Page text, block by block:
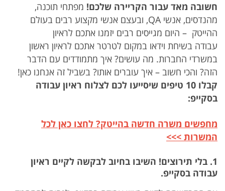
חשובה מאד עבור הקריירה שלכם! מפתחי תוכנה,
מהנדסים, אנשי QA, ובעצם אנשי מקצוע רבים בעולם
ההייטק – היום מגייסים רבים יזמנו אתכם לראיון
עבודה בשיחת וידאו במקום לטרטר אתכם לראיון ראשון
במשרדי החברות. מה עושים? איך מתמודדים עם הדבר
הזה? והכי חשוב – איך עוברים אותו? בשביל זה אנחנו כאן!
קבלו 10 טיפים שיסייעו לכם לצלוח ראיון עבודה
בסקייפ:
מחפשים משרה חדשה בהייטק? לחצו כאן לכל
המשרות >>>
1. בלי תירוצים! השיבו בחיוב לבקשה לקיים ראיון
עבודה בסקייפ.